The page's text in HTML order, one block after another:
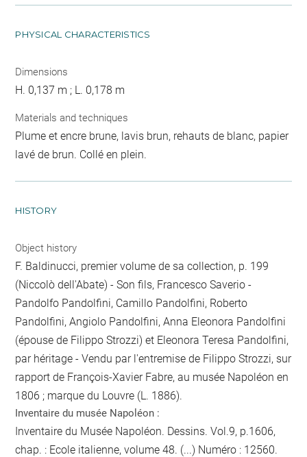
PHYSICAL CHARACTERISTICS
Dimensions
H. 0,137 m ; L. 0,178 m
Materials and techniques
Plume et encre brune, lavis brun, rehauts de blanc, papier
lavé de brun. Collé en plein.
HISTORY
Object history
F. Baldinucci, premier volume de sa collection, p. 199
(Niccolò dell'Abate) - Son fils, Francesco Saverio -
Pandolfo Pandolfini, Camillo Pandolfini, Roberto
Pandolfini, Angiolo Pandolfini, Anna Eleonora Pandolfini
(épouse de Filippo Strozzi) et Eleonora Teresa Pandolfini,
par héritage - Vendu par l'entremise de Filippo Strozzi, sur
rapport de François-Xavier Fabre, au musée Napoléon en
1806 ; marque du Louvre (L. 1886).
Inventaire du musée Napoléon :
Inventaire du Musée Napoléon. Dessins. Vol.9, p.1606,
chap. : Ecole italienne, volume 48. (...) Numéro : 12560.